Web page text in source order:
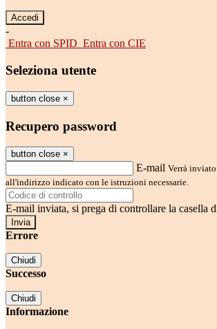
-
Entra con SPID Entra con CIE
Seleziona utente
button close ×
Recupero password
button close ×
E-mail Verrà
all'indirizzo indicato con le istruzioni necessarie.
E-mail inviata, si prega di controllare la casella
Errore
Chiudi
Successo
Chiudi
Informazione